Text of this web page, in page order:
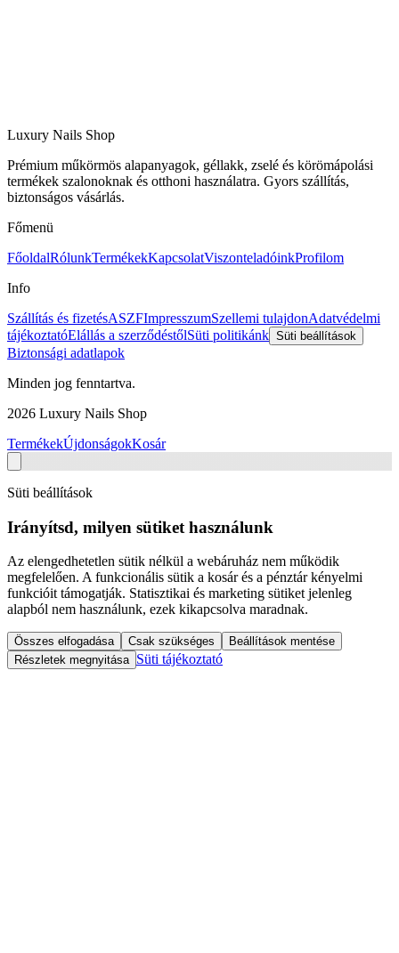
Luxury Nails Shop
Prémium műkörmös alapanyagok, géllakk, zselé és körömápolási
termékek szalonoknak és otthoni használatra. Gyors szállítás,
biztonságos vásárlás.
Főmenü
FőoldalRólunkTermékekKapcsolatViszonteladóinkProfilom
Info
Szállítás és fizetésASZFImpresszumSzellemi tulajdonAdatvédelmi
tájékoztatóElállás a szerződéstőlSüti politikánk Süti beállítások
Biztonsági adatlapok
Minden jog fenntartva.
2026 Luxury Nails Shop
TermékekÚjdonságokKosár
Süti beállítások
Irányítsd, milyen sütiket használunk
Az elengedhetetlen sütik nélkül a webáruház nem működik
megfelelően. A funkcionális sütik a kosár és a pénztár kényelmi
funkcióit támogatják. Statisztikai és marketing sütiket jelenleg
alapból nem használunk, ezek kikapcsolva maradnak.
Összes elfogadása Csak szükséges
Beállítások mentése
Részletek megnyitása Süti tájékoztató